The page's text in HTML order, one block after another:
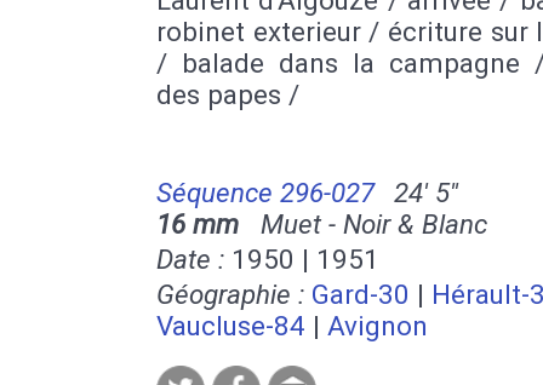
robinet exterieur / écriture sur
/ balade dans la campagne
des papes /
Séquence 296-027
24' 5''
16 mm Muet - Noir & Blanc
Date : 1950 | 1951
Géographie : Gard-30 | Hérault-
Vaucluse-84 | Avignon